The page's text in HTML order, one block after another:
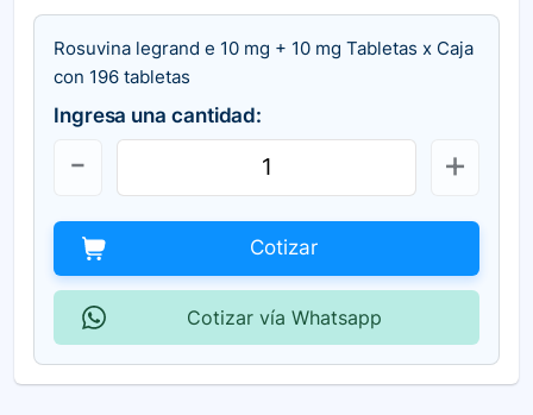
Rosuvina legrand e 10 mg + 10 mg Tabletas x Caja
con 196 tabletas
Ingresa una cantidad:
Cotizar
Cotizar vía Whatsapp